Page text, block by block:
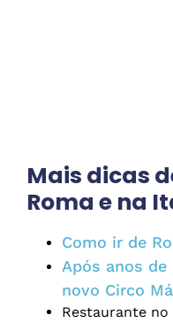
Mais dicas
Roma e na
Como ir de
Após anos
novo Circo
Restaurante